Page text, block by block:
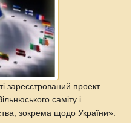
зареєстрований проект
саміту і
зокрема щодо України».